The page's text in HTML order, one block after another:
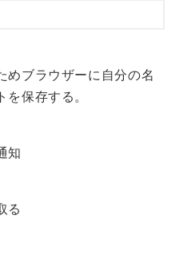
めブラウザーに自分の名
保存する。
知
る